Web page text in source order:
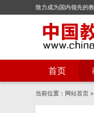
致力成为国内领先的
首页
当前位置： 网站首页 >